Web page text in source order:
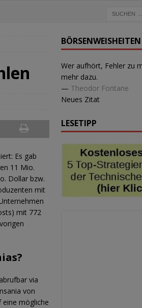
Es gab
11 Mio.
Dollar bzw.
mit
mit 772
via
von
eine mögliche
BÖRSENWEISHEITEN
Wer aufhört, Fehler zu
mehr dazu.
— Theodor Fontane
Neues Zitat
LESETIPP